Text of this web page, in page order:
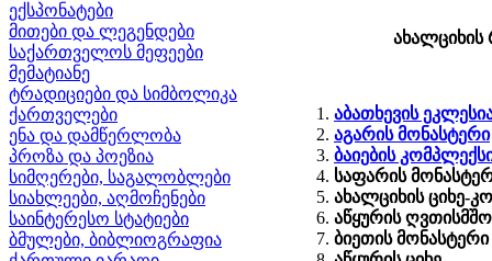
ექსპონატები
მითები და ლეგენდები
საქართველოს მეფეები
მემატიანე
ტრადიციები და სიმბოლიკა
ქართველები
ენა და დამწერლობა
პროზა და პოეზია
სიმღერები, საგალობლები
სიახლეები, აღმოჩენები
საინტერესო სტატიები
ბმულები, ბიბლიოგრაფია
ახალციხის
აბათხევის
აგარის მონასტერი
ბაიების
საფარის
ახალციხის ციხე-
აწყურის
ბიეთის მონასტერი